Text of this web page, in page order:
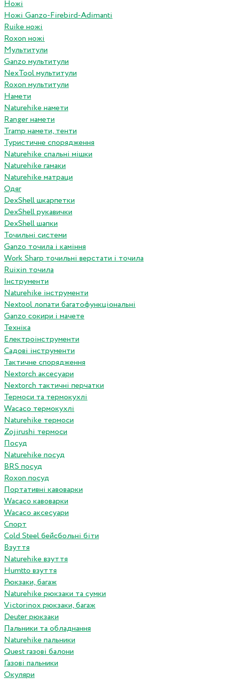
Ножі
Ножі Ganzo-Firebird-Adimanti
Ruike ножі
Roxon ножi
Мультитули
Ganzo мультитули
NexTool мультитули
Roxon мультитули
Намети
Naturehike намети
Ranger намети
Tramp намети, тенти
Туристичне спорядження
Naturehike спальні мішки
Naturehike гамаки
Naturehike матраци
Одяг
DexShell шкарпетки
DexShell рукавички
DexShell шапки
Точильні системи
Ganzo точила і каміння
Work Sharp точильні верстати і точила
Ruixin точила
Інструменти
Naturehike інструменти
Nextool лопати багатофункціональні
Ganzo сокири і мачете
Техніка
Електроінструменти
Садові інструменти
Тактичне спорядження
Nextorch аксесуари
Nextorch тактичні перчатки
Термоси та термокухлі
Wacaco термокухлі
Naturehike термоси
Zojirushi термоси
Посуд
Naturehike посуд
BRS посуд
Roxon посуд
Портативні кавоварки
Wacaco кавоварки
Wacaco аксесуари
Спорт
Cold Steel бейсбольні біти
Взуття
Naturehike взуття
Humtto взуття
Рюкзаки, багаж
Naturehike рюкзаки та сумки
Victorinox рюкзаки, багаж
Deuter рюкзаки
Пальники та обладнання
Naturehike пальники
Quest газові балони
Газові пальники
Окуляри